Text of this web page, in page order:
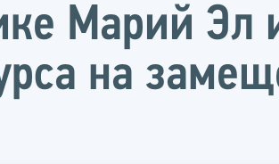
Марий Эл
на